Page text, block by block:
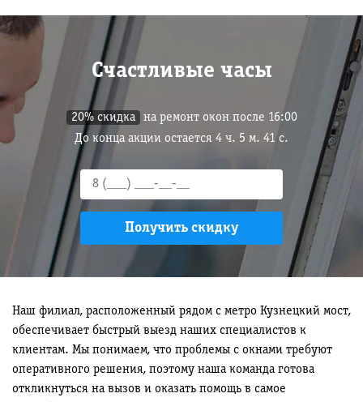
Счастливые часы
20% скидка
на ремонт окон после 16:00
До конца акции остается 4ч. 5 м. 40 с.
Наш филиал, расположенный рядом с метро Кузнецкий мост,
обеспечивает быстрый выезд наших специалистов к
клиентам. Мы понимаем, что проблемы с окнами требуют
оперативного решения, поэтому наша команда готова
откликнуться на вызов и оказать помощь в самое